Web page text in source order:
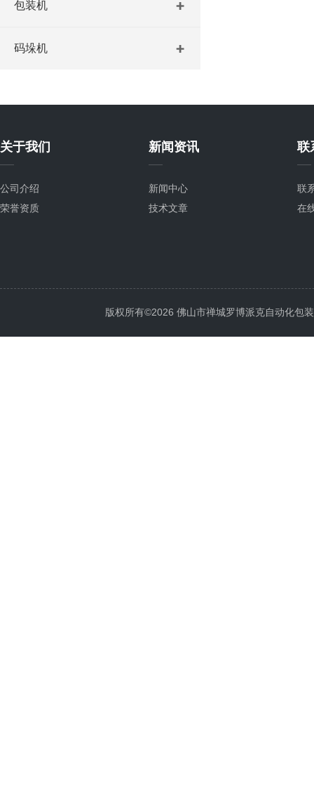
包装机
码垛机
关于我们
公司介绍
荣誉资质
新闻资讯
新闻中心
技术文章
联
联
在
版权所有©2026 佛山市禅城罗博派克自动化